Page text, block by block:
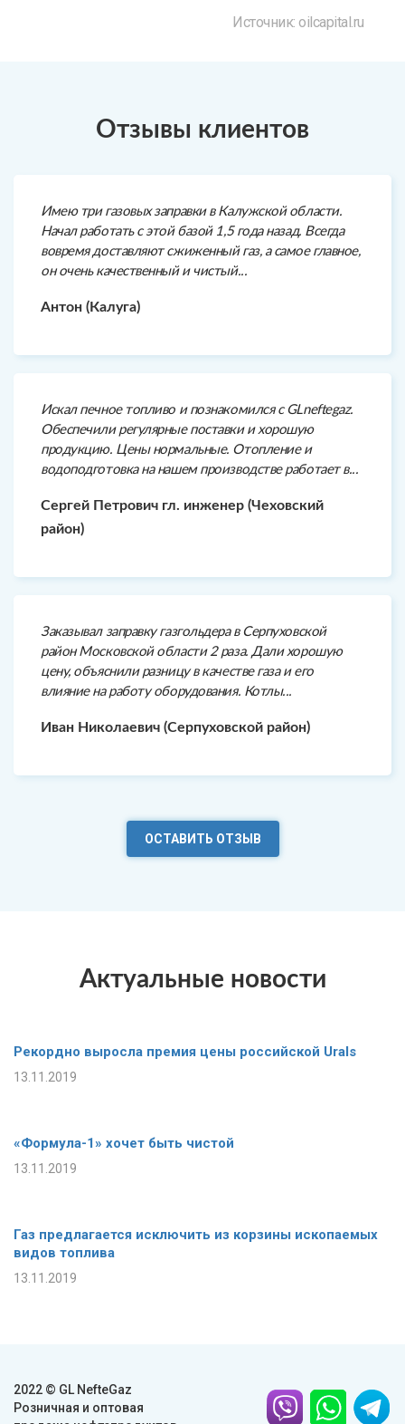
Источник: oilcapital.ru
Отзывы клиентов
Имею три газовых заправки в Калужской области.
Начал работать с этой базой 1,5 года назад. Всегда
вовремя доставляют сжиженный газ, а самое главное,
он очень качественный и чистый...
Антон (Калуга)
Искал печное топливо и познакомился с GLneftegaz.
Обеспечили регулярные поставки и хорошую
продукцию. Цены нормальные. Отопление и
водоподготовка на нашем производстве работает в...
Сергей Петрович гл. инженер (Чеховский
район)
Заказывал заправку газгольдера в Серпуховской
район Московской области 2 раза. Дали хорошую
цену, объяснили разницу в качестве газа и его
влияние на работу оборудования. Котлы...
Иван Николаевич (Серпуховской район)
ОСТАВИТЬ ОТЗЫВ
Актуальные новости
Рекордно выросла премия цены российской Urals
13.11.2019
«Формула-1» хочет быть чистой
13.11.2019
Газ предлагается исключить из корзины ископаемых
видов топлива
13.11.2019
2022 © GL NefteGaz
Розничная и оптовая